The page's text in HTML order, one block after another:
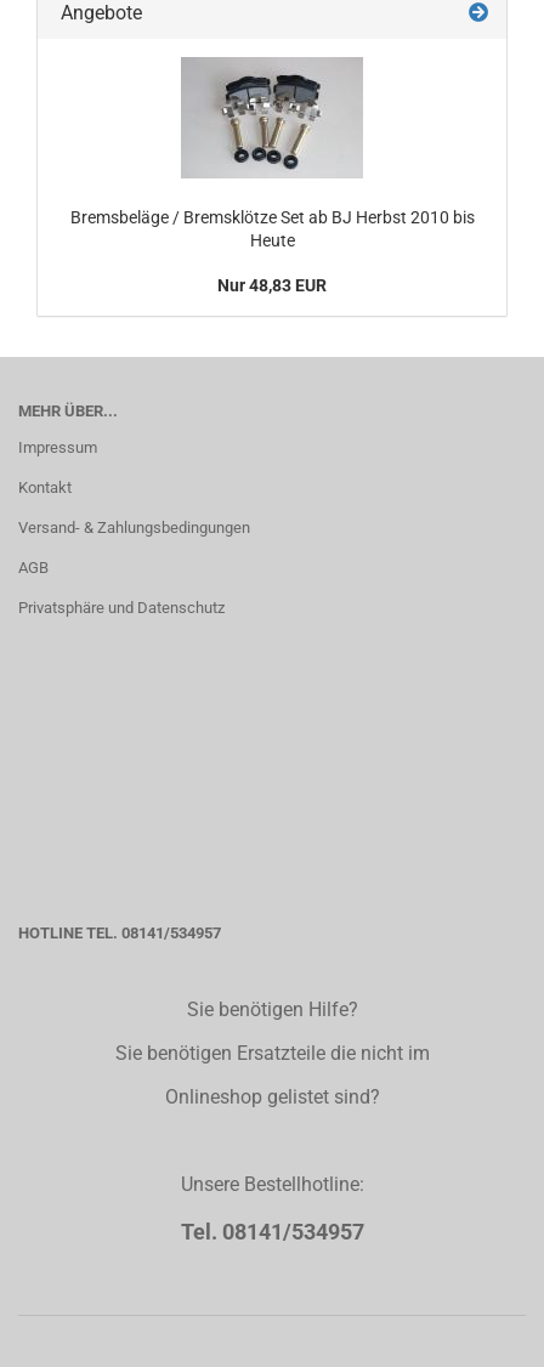
Angebote
Bremsbeläge / Bremsklötze Set ab BJ Herbst 2010 bis
Heute
Nur 48,83 EUR
MEHR ÜBER...
Impressum
Kontakt
Versand- & Zahlungsbedingungen
AGB
Privatsphäre und Datenschutz
HOTLINE TEL. 08141/534957
Sie benötigen Hilfe?
Sie benötigen Ersatzteile die nicht im
Onlineshop gelistet sind?
Unsere Bestellhotline:
Tel. 08141/534957